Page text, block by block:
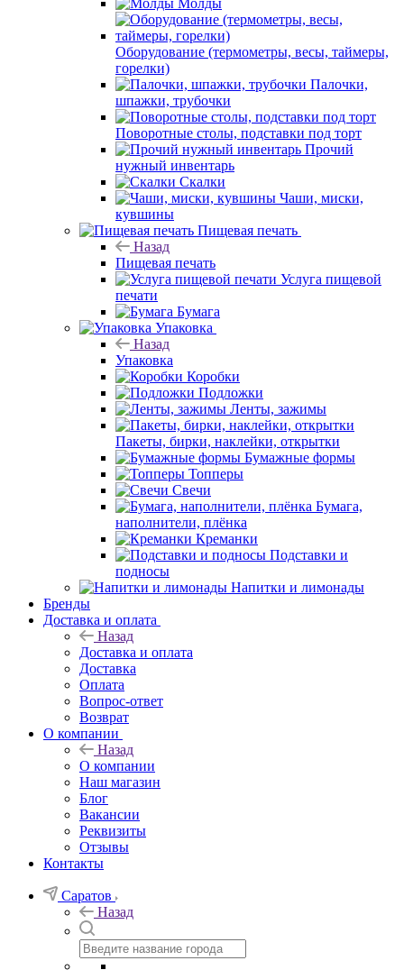
Молды
Оборудование (термометры, весы, таймеры,
горелки)
Палочки,
шпажки, трубочки
Поворотные столы, подставки под торт
Прочий
нужный инвентарь
Скалки
Чаши, миски,
кувшины
Пищевая печать
Назад
Пищевая печать
Услуга пищевой
печати
Бумага
Упаковка
Назад
Упаковка
Коробки
Подложки
Ленты, зажимы
Пакеты, бирки, наклейки, открытки
Бумажные формы
Топперы
Свечи
Бумага,
наполнители, плёнка
Креманки
Подставки и
подносы
Напитки и лимонады
Бренды
Доставка и оплата
Назад
Доставка и оплата
Доставка
Оплата
Вопрос-ответ
Возврат
О компании
Назад
О компании
Наш магазин
Блог
Вакансии
Реквизиты
Отзывы
Контакты
Саратов
Назад